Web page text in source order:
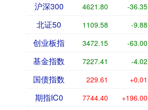
沪深300 4621.80 -36.35
北证50 1109.58 -9.88
创业板指 3472.15 -63.00
基金指数 7227.41 -4.02
国债指数 229.61 +0.01
期指IC0 7744.40 +196.00